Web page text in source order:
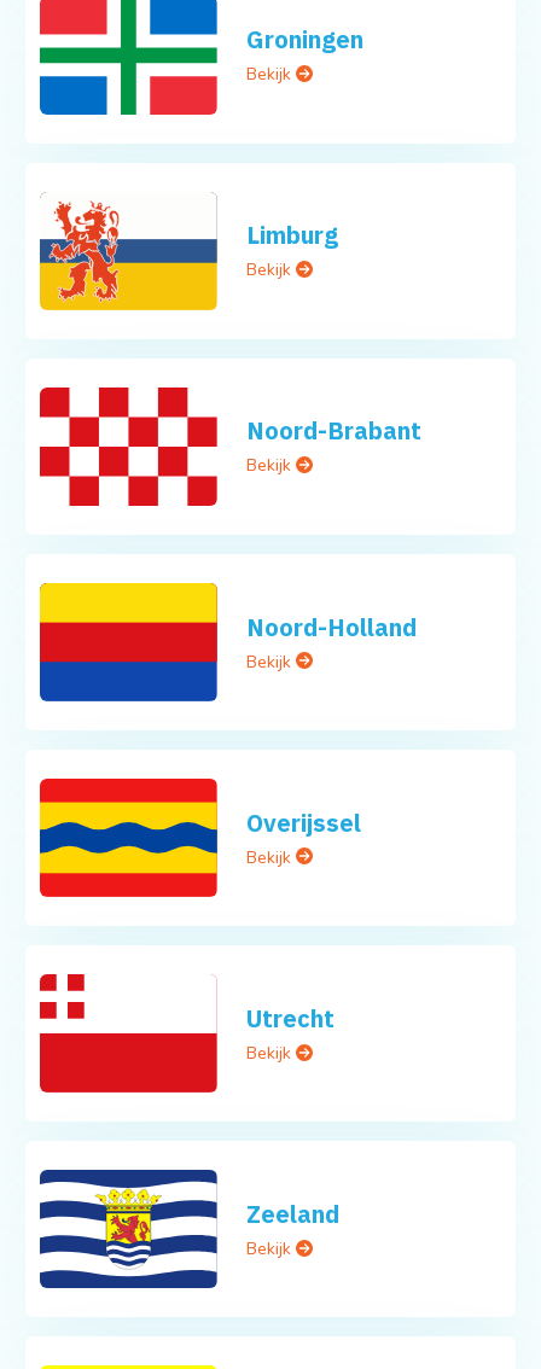
Groningen
Bekijk
Limburg
Bekijk
Noord-Brabant
Bekijk
Noord-Holland
Bekijk
Overijssel
Bekijk
Utrecht
Bekijk
Zeeland
Bekijk